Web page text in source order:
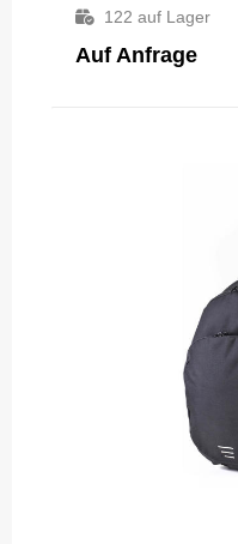
122 auf Lager
Auf Anfrage